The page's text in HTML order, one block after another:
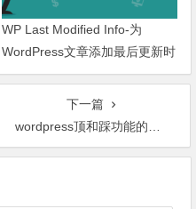
WP Last Modified Info-为
WordPress文章添加最后更新时
间
下一篇
wordpress顶和踩功能的实现